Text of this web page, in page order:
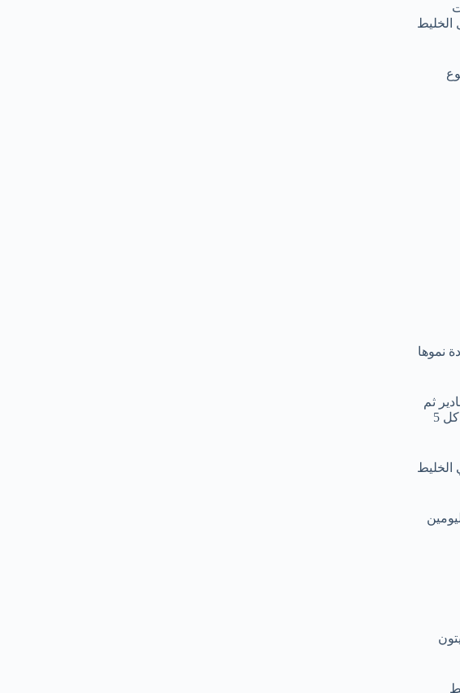
الخليط
نموها
ثم
ضيفي عليها قليل من قشور الليمون وملعقة من الشاي، وادهني رموشك بها ليلا واغسليها في الصباح، قومي بتجديد الخلطة كل 5
الخليط